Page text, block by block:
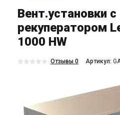
Вент.установки с
рекуператором
1000 HW
Отзывы 0 Aртикул: